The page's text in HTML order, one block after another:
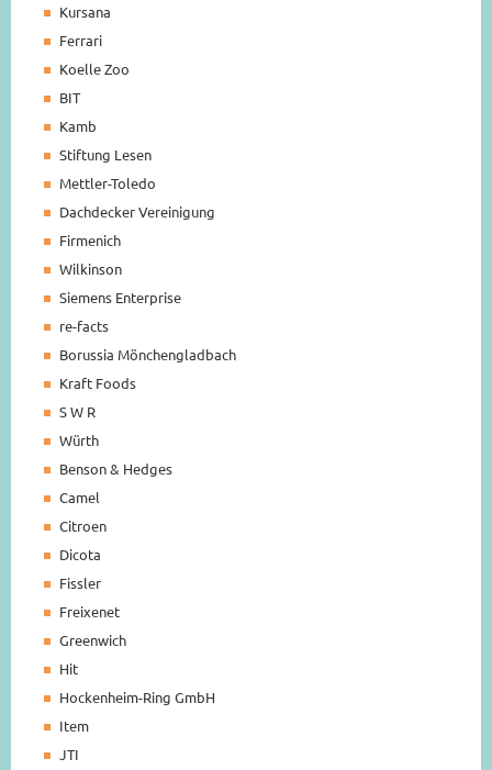
Kursana
Ferrari
Koelle Zoo
BIT
Kamb
Stiftung Lesen
Mettler-Toledo
Dachdecker Vereinigung
Firmenich
Wilkinson
Siemens Enterprise
re-facts
Borussia Mönchengladbach
Kraft Foods
S W R
Würth
Benson & Hedges
Camel
Citroen
Dicota
Fissler
Freixenet
Greenwich
Hit
Hockenheim-Ring GmbH
Item
JTI